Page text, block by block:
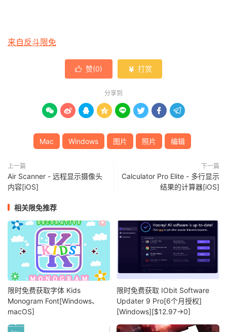
来自反斗限免
 赞(0)  打赏
分享到
       
Mac Windows 图片 照片 编辑
上一篇
Air Scanner - 远程显示摄像头
内容[iOS]
下一篇
Calculator Pro Elite - 多行显示
结果的计算器[iOS]
相关限免推荐
限时免费获取字体 Kids
Monogram Font[Windows、
macOS]
限时免费获取 IObit Software
Updater 9 Pro[6个月授权]
[Windows][$12.97→0]